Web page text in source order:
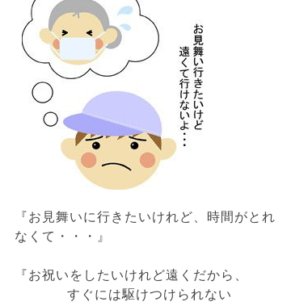
『お見舞いに行きたいけれど、時間がとれ
なくて・・・』
『お祝いをしたいけれど遠くだから、
すぐには駆けつけられない